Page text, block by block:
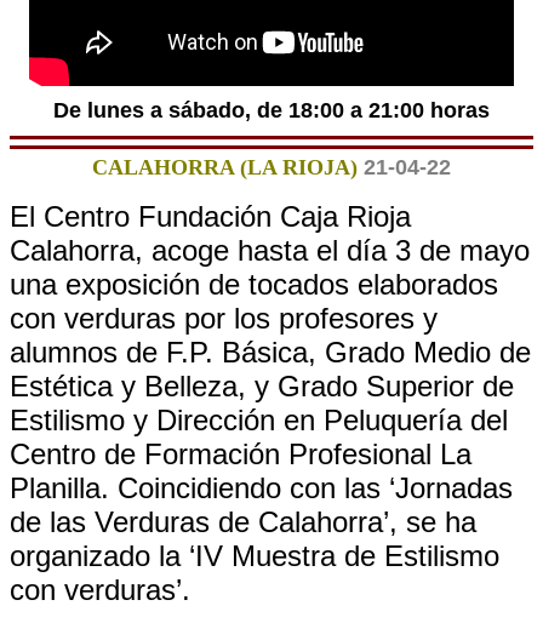
De lunes a sábado, de 18:00 a 21:00 horas
CALAHORRA (LA RIOJA) 21-04-22
El Centro Fundación Caja Rioja
Calahorra, acoge hasta el día 3 de mayo
una exposición de tocados elaborados
con verduras por los profesores y
alumnos de F.P. Básica, Grado Medio de
Estética y Belleza, y Grado Superior de
Estilismo y Dirección en Peluquería del
Centro de Formación Profesional La
Planilla. Coincidiendo con las ‘Jornadas
de las Verduras de Calahorra’, se ha
organizado la ‘IV Muestra de Estilismo
con verduras’.